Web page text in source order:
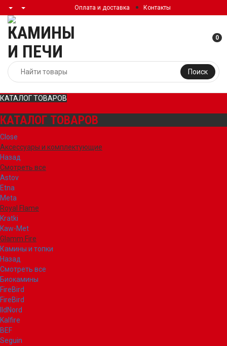
Оплата и доставка Контакты
Поиск
0
КАТАЛОГ ТОВАРОВ
КАТАЛОГ ТОВАРОВ
Close
Аксессуары и комплектующие
Назад
Смотреть все
Astov
Etna
Meta
Royal Flame
Kratki
Kaw-Met
Glamm Fire
Камины и топки
Назад
Смотреть все
Биокамины
FireBird
FireBird
IldNord
Kalfire
BEF
Seguin